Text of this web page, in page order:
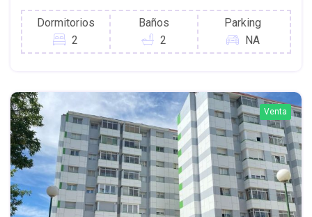
Dormitorios
2
Baños
2
Parking
NA
Venta